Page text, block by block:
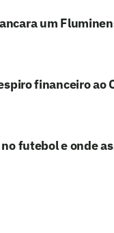
um
financeiro ao
futebol e onde